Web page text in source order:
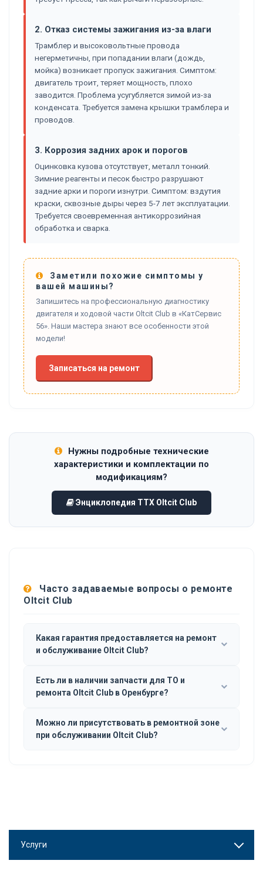
2. Отказ системы зажигания из-за влаги
Трамблер и высоковольтные провода
негерметичны, при попадании влаги (дождь,
мойка) возникает пропуск зажигания. Симптом:
двигатель троит, теряет мощность, плохо
заводится. Проблема усугубляется зимой из-за
конденсата. Требуется замена крышки трамблера и
проводов.
3. Коррозия задних арок и порогов
Оцинковка кузова отсутствует, металл тонкий.
Зимние реагенты и песок быстро разрушают
задние арки и пороги изнутри. Симптом: вздутия
краски, сквозные дыры через 5-7 лет эксплуатации.
Требуется своевременная антикоррозийная
обработка и сварка.
Заметили похожие симптомы у
вашей машины?
Запишитесь на профессиональную диагностику
двигателя и ходовой части Oltcit Club в «КатСервис
56». Наши мастера знают все особенности этой
модели!
Записаться на ремонт
Нужны подробные технические
характеристики и комплектации по
модификациям?
Энциклопедия ТТХ Oltcit Club
Часто задаваемые вопросы о ремонте
Oltcit Club
Какая гарантия предоставляется на ремонт
и обслуживание Oltcit Club?
Есть ли в наличии запчасти для ТО и
ремонта Oltcit Club в Оренбурге?
Можно ли присутствовать в ремонтной зоне
при обслуживании Oltcit Club?
Услуги